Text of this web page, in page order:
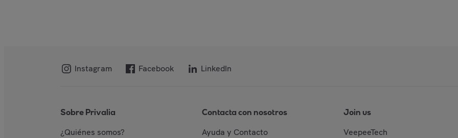
Instagram Facebook LinkedIn
Sobre Privalia
¿Quiénes somos?
Contacta con nosotros
Ayuda y Contacto
Join us
VeepeeTech